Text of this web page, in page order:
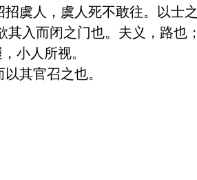
虞人，虞人死不敢往。以士之
入而闭之门也。夫义，路也；
，小人所视。